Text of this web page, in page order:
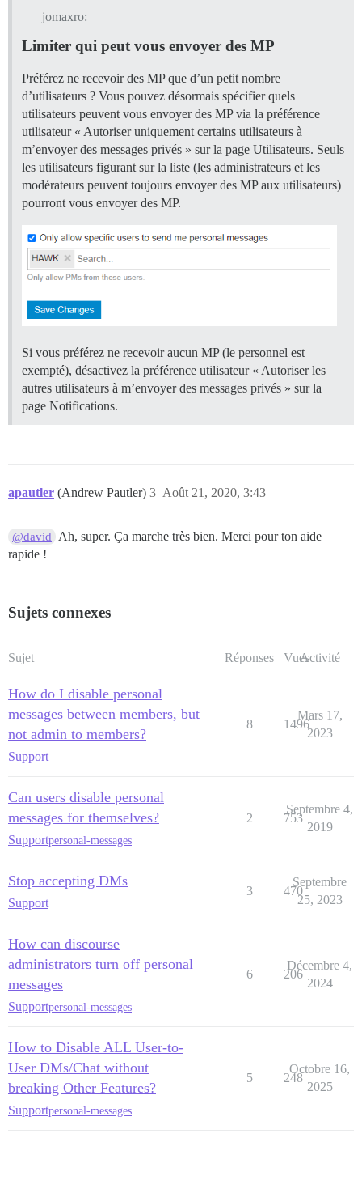
jomaxro:
Limiter qui peut vous envoyer des MP
Préférez ne recevoir des MP que d’un petit nombre
d’utilisateurs ? Vous pouvez désormais spécifier quels
utilisateurs peuvent vous envoyer des MP via la préférence
utilisateur « Autoriser uniquement certains utilisateurs à
m’envoyer des messages privés » sur la page Utilisateurs. Seuls
les utilisateurs figurant sur la liste (les administrateurs et les
modérateurs peuvent toujours envoyer des MP aux utilisateurs)
pourront vous envoyer des MP.
Si vous préférez ne recevoir aucun MP (le personnel est
exempté), désactivez la préférence utilisateur « Autoriser les
autres utilisateurs à m’envoyer des messages privés » sur la
page Notifications.
apautler (Andrew Pautler) Août 21, 2020, 3:43
3
@david
Ah, super. Ça marche très bien. Merci pour ton aide
rapide !
Sujets connexes
Sujet Réponses VuesActivité
How do I disable personal
messages between members, but
not admin to members?
Support
8 1496
Mars 17,
2023
Can users disable personal
messages for themselves?
Supportpersonal-messages
2 753
Septembre 4,
2019
Stop accepting DMs
Support
3 470
Septembre
25, 2023
How can discourse
administrators turn off personal
messages
Supportpersonal-messages
6 206
Décembre 4,
2024
How to Disable ALL User-to-
User DMs/Chat without
breaking Other Features?
Supportpersonal-messages
5 248
Octobre 16,
2025